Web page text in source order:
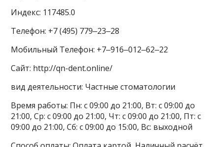
Индекс: 117485.0
Телефон: +7 (495) 779‒23‒28
Мобильный Телефон: +7‒916‒012‒62‒22
Сайт: http://qn-dent.online/
вид деятельности: Частные стоматологии
Время работы: Пн: с 09:00 до 21:00, Вт: с 09:00 до
21:00, Ср: с 09:00 до 21:00, Чт: с 09:00 до 21:00, Пт: с
09:00 до 21:00, Сб: с 09:00 до 15:00, Вс: выходной